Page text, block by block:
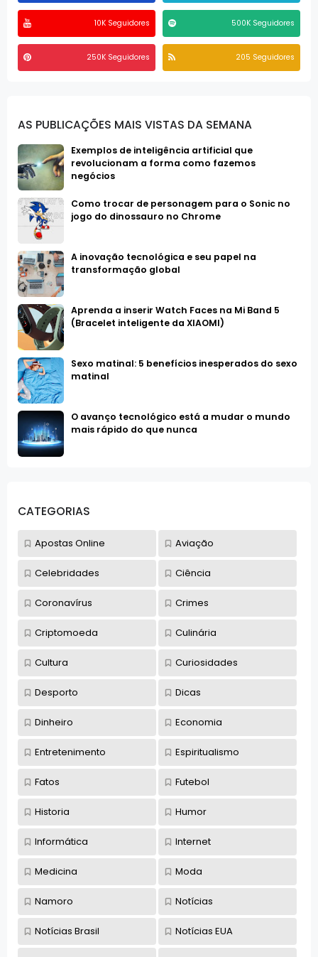
10K Seguidores 500K Seguidores
250K Seguidores 205 Seguidores
AS PUBLICAÇÕES MAIS VISTAS DA SEMANA
Exemplos de inteligência artificial que
revolucionam a forma como fazemos
negócios
Como trocar de personagem para o Sonic no
jogo do dinossauro no Chrome
A inovação tecnológica e seu papel na
transformação global
Aprenda a inserir Watch Faces na Mi Band 5
(Bracelet inteligente da XIAOMI)
Sexo matinal: 5 benefícios inesperados do sexo
matinal
O avanço tecnológico está a mudar o mundo
mais rápido do que nunca
CATEGORIAS
Apostas Online Aviação
Celebridades Ciência
Coronavírus Crimes
Criptomoeda Culinária
Cultura Curiosidades
Desporto Dicas
Dinheiro Economia
Entretenimento Espiritualismo
Fatos Futebol
Historia Humor
Informática Internet
Medicina Moda
Namoro Notícias
Notícias Brasil Notícias EUA